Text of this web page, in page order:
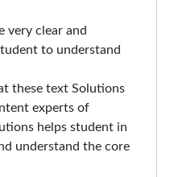
very clear and
to understand
these text Solutions
experts of
helps student in
understand the core